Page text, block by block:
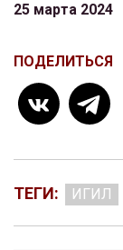
25 марта 2024
ПОДЕЛИТЬСЯ
ТЕГИ: ИГИЛ